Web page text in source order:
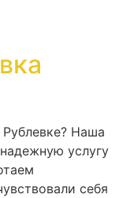
Наша
услугу
себя